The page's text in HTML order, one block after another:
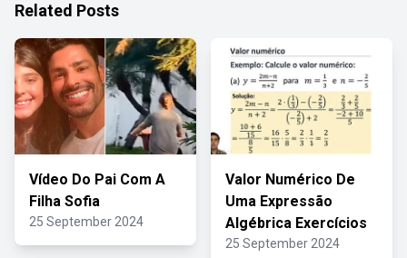
Related Posts
Vídeo Do Pai Com A
Filha Sofia
25 September 2024
Valor Numérico De
Uma Expressão
Algébrica Exercícios
25 September 2024